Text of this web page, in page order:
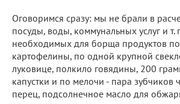
Оговоримся сразу: мы не брали в
посуды, воды, коммунальных услуг и т.
необходимых для борща продуктов
картофелины, по одной крупной
луковице, полкило говядины, 200
капустки и по мелочи - пара зубчиков
перец, подсолнечное масло для